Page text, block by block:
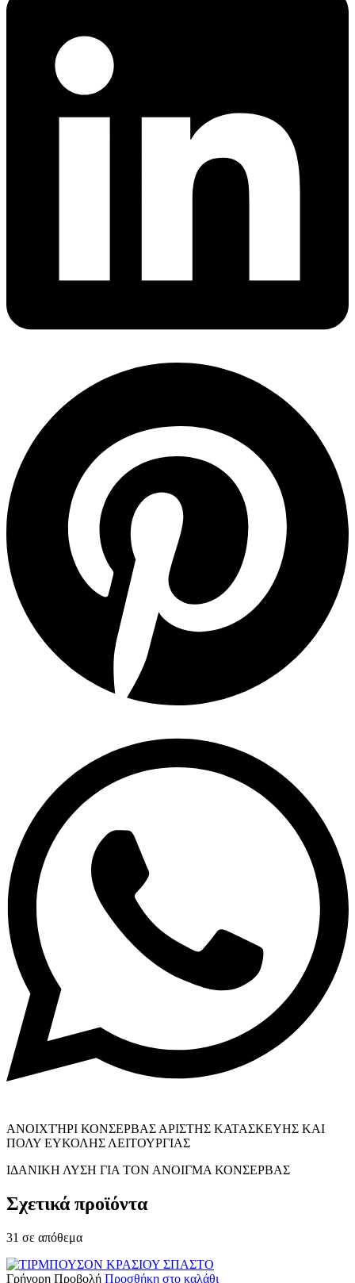
ΑΝΟΙΧΤΉΡΙ ΚΟΝΣΕΡΒΑΣ ΑΡΙΣΤΗΣ ΚΑΤΑΣΚΕΥΗΣ ΚΑΙ
ΠΟΛΥ ΕΥΚΟΛΗΣ ΛΕΙΤΟΥΡΓΙΑΣ
ΙΔΑΝΙΚΗ ΛΥΣΗ ΓΙΑ ΤΟΝ ΑΝΟΙΓΜΑ ΚΟΝΣΕΡΒΑΣ
Σχετικά προϊόντα
31 σε απόθεμα
Γρήγορη Προβολή Προσθήκη στο καλάθι